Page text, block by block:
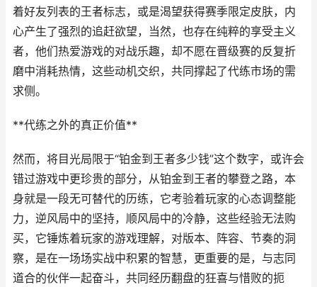
着好友列表的王者标志，或是渴望获得赛季限定皮肤，内
心产生了强烈的追赶欲望，当然，也存在纯粹的享受主义
者，他们热爱游戏的对战乐趣，却不愿在晋级赛的反复折
磨中消耗热情，这些动机交织，共同撑起了代练市场的需
求侧。
**代练之外的真正价值**
然而，将目光局限于“铂金到王者多少钱”这个数字，或许会
错过游戏中更珍贵的部分，从铂金到王者的攀登之路，本
身就是一段无可替代的历练，它考验着玩家的心态调整能
力，逆风局中的坚持，顺风局中的冷静，这些经验无法购
买，它锤炼着玩家的游戏理解，对版本、阵容、节奏的洞
察，是在一场场实战中积累的智慧，更重要的是，与志同
道合的伙伴一起奋斗，共同经历翻盘的狂喜与惜败的扼